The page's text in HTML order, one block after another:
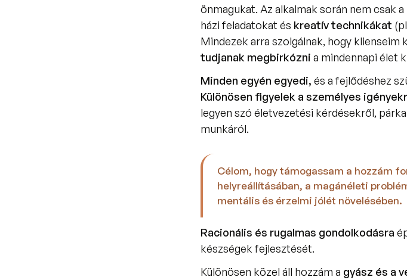
önmagukat. Az alkalmak során nem csak
házi feladatokat és kreatív technikákat
Mindezek arra szolgálnak, hogy klienseim
tudjanak megbirkózni a mindennapi élet
Minden egyén egyedi,
Különösen figyelek a személyes
legyen szó életvezetési kérdésekről,
munkáról.
Célom, hogy támogassam a hozzám
helyreállításában, a magánéleti
mentális és érzelmi jólét növelésében.
Racionális és rugalmas gondolkodásra
készségek fejlesztését.
Különösen közel áll hozzám a gyász és a